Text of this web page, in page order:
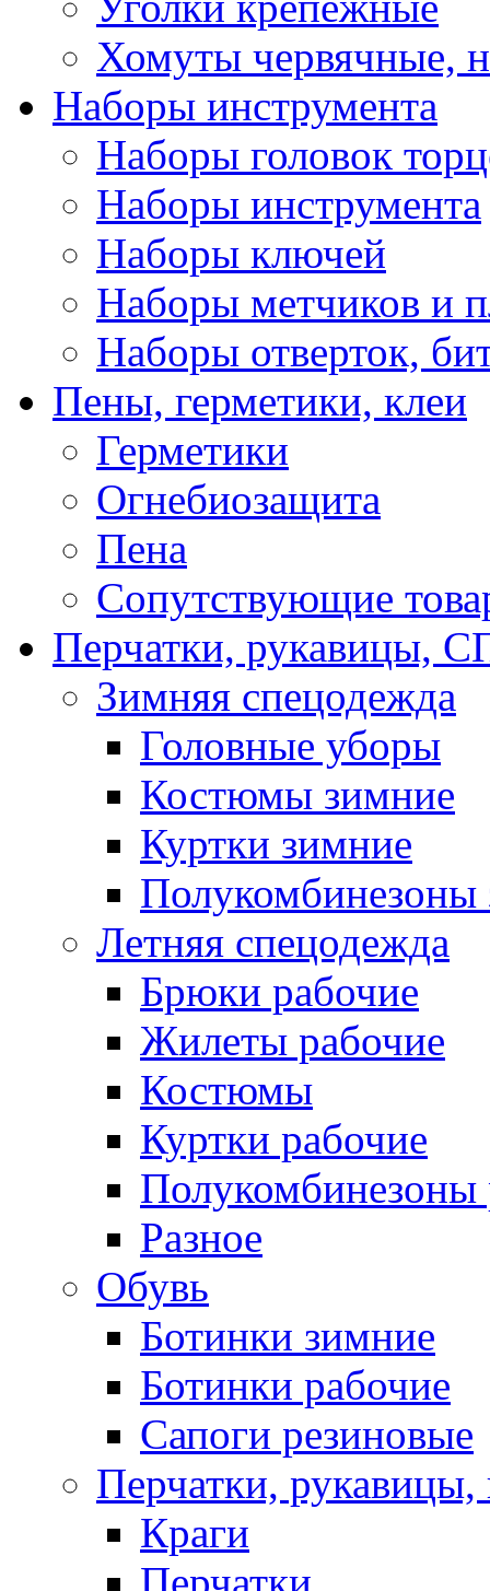
Хомуты червячные,
Наборы инструмента
Наборы головок
Наборы инструмента
Наборы ключей
Наборы метчиков и
Наборы отверток,
Пены, герметики, клеи
Герметики
Огнебиозащита
Пена
Сопутствующие
Перчатки,
Зимняя спецодежда
Головные уборы
Костюмы зимние
Куртки зимние
Полукомбинезоны
Летняя спецодежда
Брюки рабочие
Жилеты рабочие
Костюмы
Куртки рабочие
Полукомбинезоны
Разное
Обувь
Ботинки зимние
Ботинки рабочие
Сапоги резиновые
Перчатки, рукавицы,
Краги